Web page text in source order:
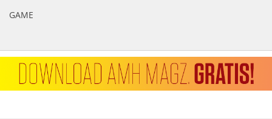
GAME